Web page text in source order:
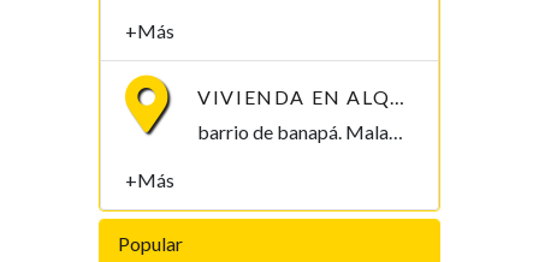
+Más
VIVIENDA EN ALQUILER, B/ BANAPÁ 2.000.000
barrio de banapá. Malabo Malabo, Bioko Norte , Guinea Ecuatorial
+Más
Popular